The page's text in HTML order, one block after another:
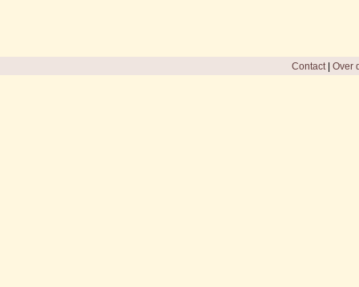
Contact| Over